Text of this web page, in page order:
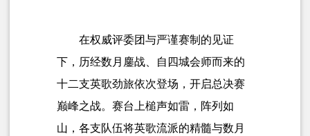
在权威评委团与严谨赛制的见证
下，历经数月鏖战、自四城会师而来的
十二支英歌劲旅依次登场，开启总决赛
巅峰之战。赛台上槌声如雷，阵列如
山，各支队伍将英歌流派的精髓与数月